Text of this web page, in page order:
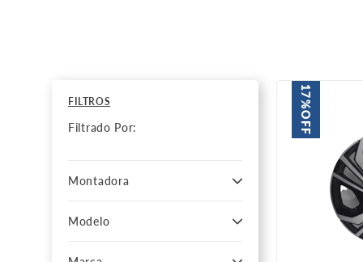
FILTROS
Filtrado Por:
Montadora
Honda
Modelo
17%
OFF